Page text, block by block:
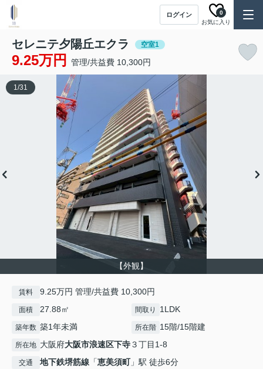
ログイン
お気に入り
0
セレニテ夕陽丘エクラ 空室1
9.25万円 管理/共益費 10,300円
【外観】
1/31
賃料 9.25万円 管理/共益費 10,300円
面積 27.88㎡ 間取り 1LDK
築年数 築1年未満 所在階 15階/15階建
所在地 大阪府大阪市浪速区下寺３丁目1-8
交通 地下鉄堺筋線 「恵美須町」駅 徒歩6分